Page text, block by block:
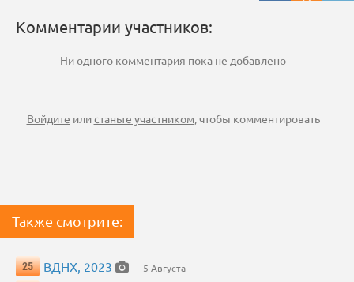
Комментарии участников:
Ни одного комментария пока не добавлено
Войдите илистаньте участником, чтобы комментировать
Также смотрите:
25 ВДНХ, 2023
— 5 Августа